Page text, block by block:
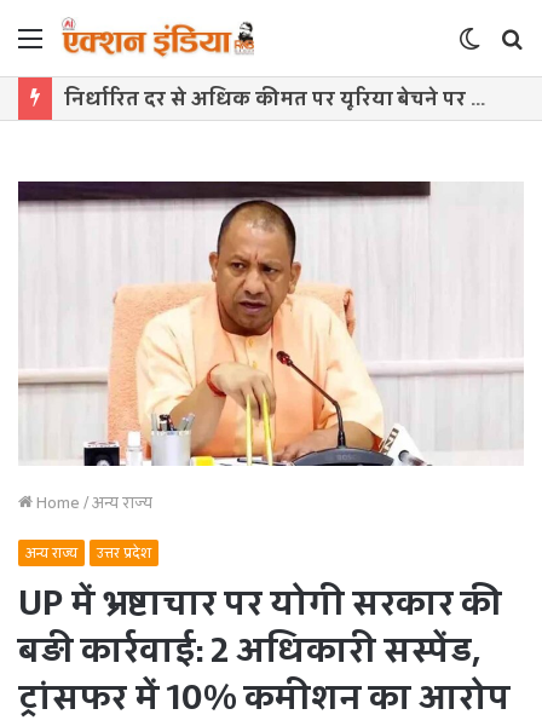
Menu
Switch
skin
निर्धारित दर से अधिक कीमत पर यूरिया बेचने पर अन्नपूर्णा खाद भंडार सील
Home/अन्य राज्य
अन्य राज्य उत्तर प्रदेश
UP में भ्रष्टाचार पर योगी सरकार की
बड़ी कार्रवाई: 2 अधिकारी सस्पेंड,
ट्रांसफर में 10% कमीशन का आरोप